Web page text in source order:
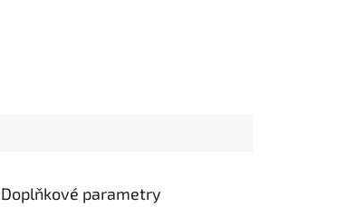
Doplňkové parametry